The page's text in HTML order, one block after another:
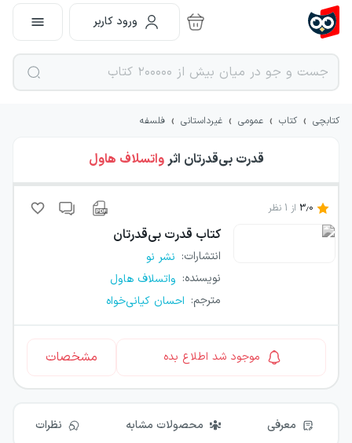
ورود کاربر
کتابچی › کتاب › عمومی › غیرداستانی › فلسفه
قدرت بی‌قدرتان اثرواتسلاف هاول
3.0 از 1 نظر
کتاب قدرت بی‌قدرتان
انتشارات: نشر نو
نویسنده: واتسلاف هاول
مترجم: احسان کیانی‌خواه
موجود شد اطلاع بده مشخصات
معرفی محصولات مشابه نظرات